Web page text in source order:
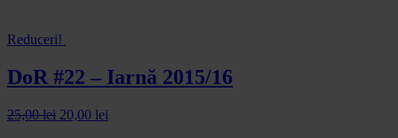
Reduceri!
DoR #22 – Iarnă 2015/16
25,00lei 20,00 lei